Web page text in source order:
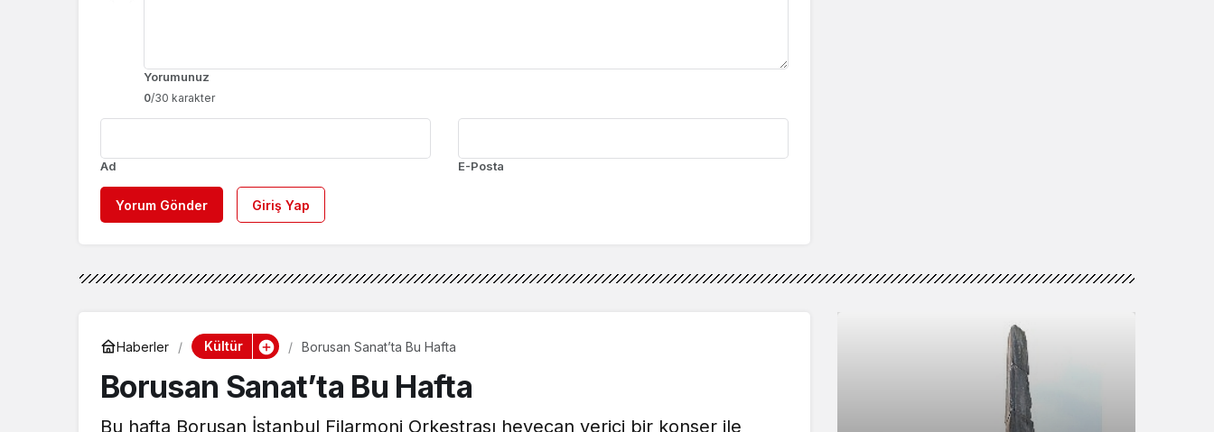
Yorumunuz
0/30 karakter
Ad E-Posta
Yorum Gönder Giriş Yap
Haberler Kültür Borusan Sanat’ta Bu Hafta
Borusan Sanat’ta Bu Hafta
Bu hafta Borusan İstanbul Filarmoni Orkestrası heyecan verici bir konser ile